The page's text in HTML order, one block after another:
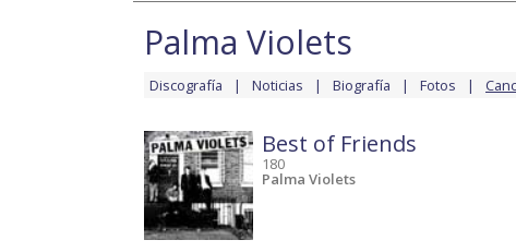
Palma Violets
Discografía Noticias Biografía Fotos
Best of Friends
180
Palma Violets